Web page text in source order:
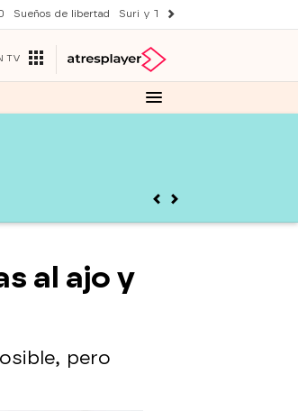
Sueños de libertad Suri y Tom Cruise
TV
al ajo y
pero